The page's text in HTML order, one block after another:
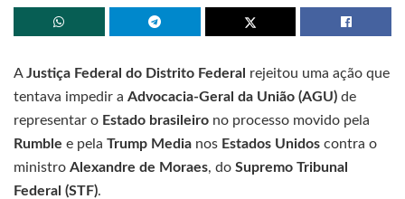
AJustiça Federal do Distrito Federal rejeitou uma ação que
tentava impedir a Advocacia-Geral da União (AGU) de
representar o Estado brasileiro no processo movido pela
Rumble e pela Trump Media nos Estados Unidos contra o
ministro Alexandre de Moraes, do Supremo Tribunal
Federal (STF).